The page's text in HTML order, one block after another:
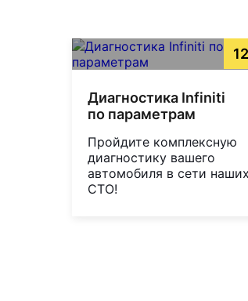
Диагностика Infiniti
по параметрам
Пройдите комплексную
диагностику вашего
автомобиля в сети наших
СТО!